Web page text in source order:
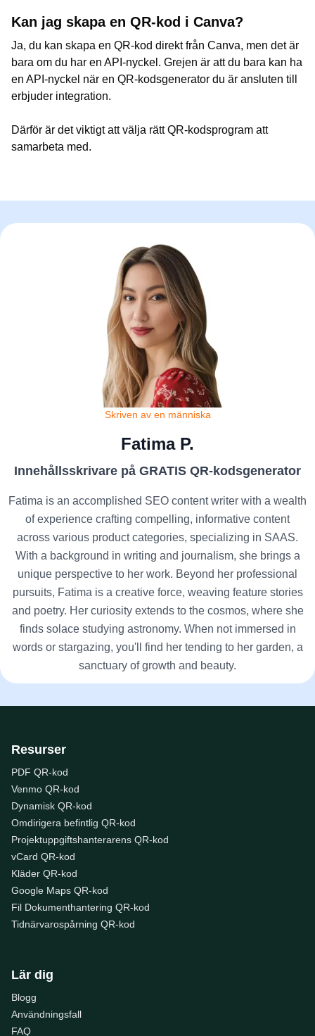
Kan jag skapa en QR-kod i Canva?
Ja, du kan skapa en QR-kod direkt från Canva, men det är
bara om du har en API-nyckel. Grejen är att du bara kan ha
en API-nyckel när en QR-kodsgenerator du är ansluten till
erbjuder integration.
Därför är det viktigt att välja rätt QR-kodsprogram att
samarbeta med.
Skriven av en människa
Fatima P.
Innehållsskrivare på GRATIS QR-kodsgenerator
Fatima is an accomplished SEO content writer with a wealth
of experience crafting compelling, informative content
across various product categories, specializing in SAAS.
With a background in writing and journalism, she brings a
unique perspective to her work. Beyond her professional
pursuits, Fatima is a creative force, weaving feature stories
and poetry. Her curiosity extends to the cosmos, where she
finds solace studying astronomy. When not immersed in
words or stargazing, you'll find her tending to her garden, a
sanctuary of growth and beauty.
Resurser
PDF QR-kod
Venmo QR-kod
Dynamisk QR-kod
Omdirigera befintlig QR-kod
Projektuppgiftshanterarens QR-kod
vCard QR-kod
Kläder QR-kod
Google Maps QR-kod
Fil Dokumenthantering QR-kod
Tidnärvarospårning QR-kod
Lär dig
Blogg
Användningsfall
FAQ